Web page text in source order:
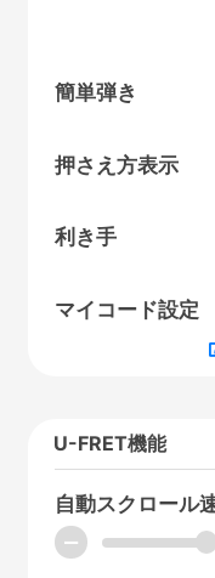
簡単弾き
押さえ方表示
利き手
マイコード設定
U-FRET機能
自動スクロール
ー